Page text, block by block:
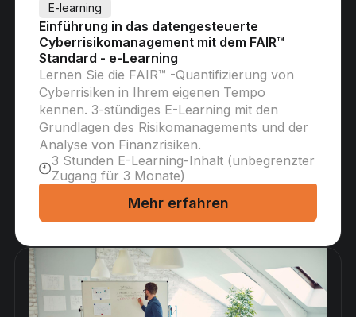
E-learning
Einführung in das datengesteuerte
Cyberrisikomanagement mit dem FAIR™
Standard - e-Learning
Lernen Sie die FAIR™ -Quantifizierung von
Cyberrisiken in Ihrem eigenen Tempo
kennen. 3-stündiges E-Learning mit den
Grundlagen des Risikomanagements und der
Analyse von Finanzrisiken.
3 Stunden E-Learning-Inhalt (unbegrenzter
Zugang für 3 Monate)
Mehr erfahren